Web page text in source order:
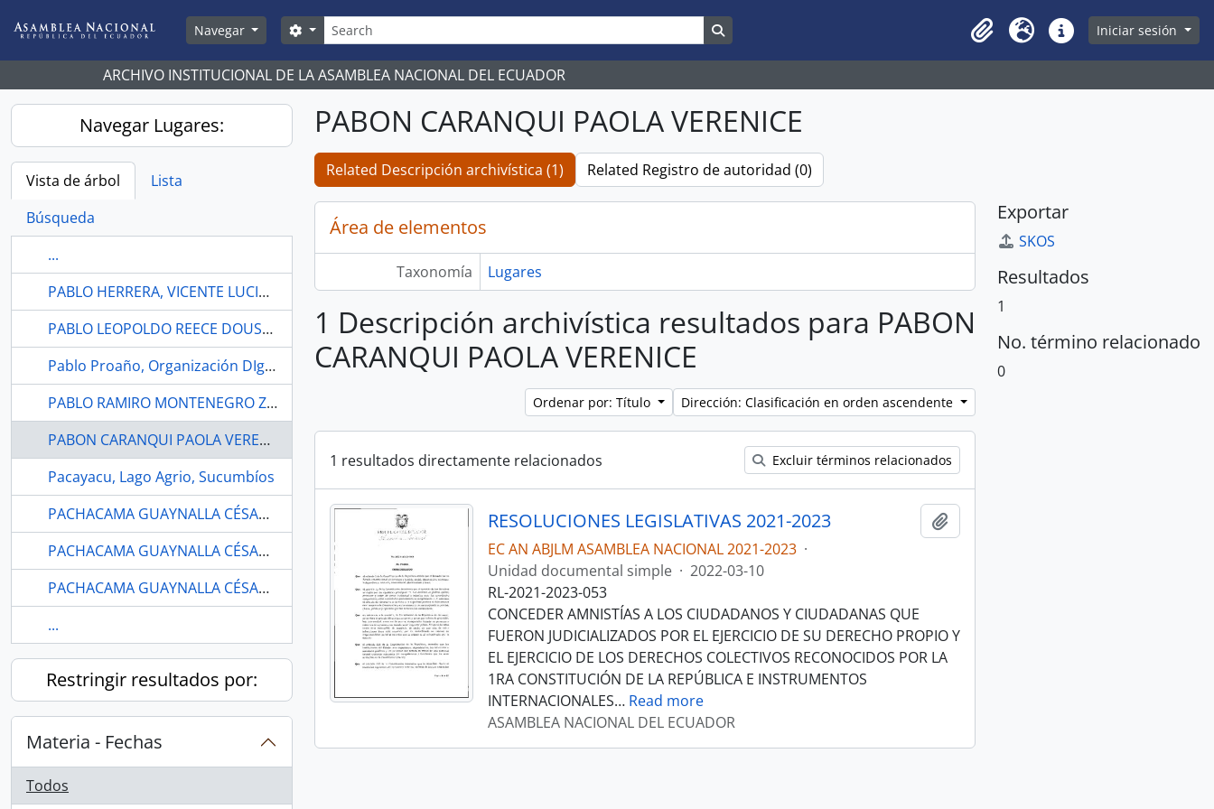
Navegar
Búsqueda
Search options
Clipboard
Idioma Enlaces rápidos
Iniciar sesión
ARCHIVO INSTITUCIONAL DE LA ASAMBLEA NACIONAL DEL ECUADOR
Navegar Lugares:
Vista de árbol
Lista
Búsqueda
...
PABLO HERRERA, VICENTE LUCIO SALAZAR, MINISTRO DE HACIENDA , AGUSTÍN GUERRERO.
PABLO LEOPOLDO REECE DOUSDEBES
Pablo Proaño, Organización DIgnidad y Derecho
PABLO RAMIRO MONTENEGRO ZALDUMBIDE
PABON CARANQUI PAOLA VERENICE
Pacayacu, Lago Agrio, Sucumbíos
PACHACAMA GUAYNALLA CÉSAR ROBERTO
PACHACAMA GUAYNALLA CÉSAR ROBERTO
PACHACAMA GUAYNALLA CÉSAR ROBERTO
...
Restringir resultados por:
Materia - Fechas
Todos
PABON CARANQUI PAOLA VERENICE
Related Descripción archivística (1) Related Registro de autoridad (0)
Área de elementos
Taxonomía Lugares
1 Descripción archivística resultados para PABON
CARANQUI PAOLA VERENICE
Ordenar por: Título Dirección: Clasificación en orden ascendente
1 resultados directamente relacionados Excluir términos relacionados
RESOLUCIONES LEGISLATIVAS 2021-2023
EC AN ABJLM ASAMBLEA NACIONAL 2021-2023 ·
Unidad documental simple · 2022-03-10
RL-2021-2023-053
CONCEDER AMNISTÍAS A LOS CIUDADANOS Y CIUDADANAS QUE
FUERON JUDICIALIZADOS POR EL EJERCICIO DE SU DERECHO PROPIO Y
EL EJERCICIO DE LOS DERECHOS COLECTIVOS RECONOCIDOS POR LA
1RA CONSTITUCIÓN DE LA REPÚBLICA E INSTRUMENTOS
INTERNACIONALES… Read more
ASAMBLEA NACIONAL DEL ECUADOR
Exportar
SKOS
Resultados
1
No. término relacionado
0